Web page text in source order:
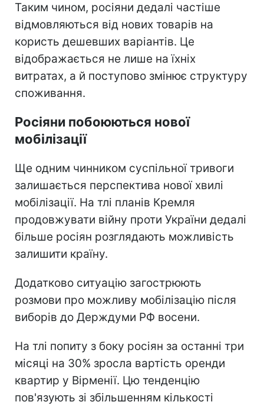
Таким чином, росіяни дедалі частіше
відмовляються від нових товарів на
користь дешевших варіантів. Це
відображається не лише на їхніх
витратах, а й поступово змінює структуру
споживання.
Росіяни побоюються нової
мобілізації
Ще одним чинником суспільної тривоги
залишається перспектива нової хвилі
мобілізації. На тлі планів Кремля
продовжувати війну проти України дедалі
більше росіян розглядають можливість
залишити країну.
Додатково ситуацію загострюють
розмови про можливу мобілізацію після
виборів до Держдуми РФ восени.
На тлі попиту з боку росіян за останні три
місяці на 30% зросла вартість оренди
квартир у Вірменії. Цю тенденцію
пов'язують зі збільшенням кількості